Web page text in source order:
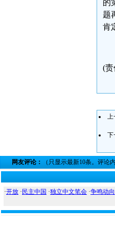
的
题
肯
(责
上
下
网友评论： （只显示最新10条。评论
·开放 · 民主中国 ·独立中文笔会 ·争鸣动向